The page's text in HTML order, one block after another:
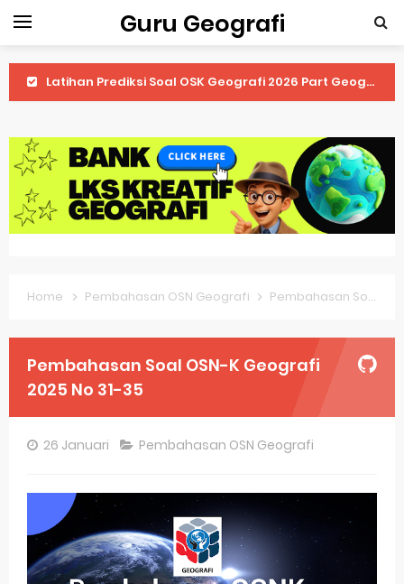
Guru Geografi
Latihan Prediksi Soal OSK Geografi 2026 Part Geografi Ekonomi
Latihan Prediksi Soal OSK Geografi 2026 Part Geografi Budaya
Latihan Prediksi Soal OSK Geografi 2026 Part Dinamika Kota
Pembahasan Soal OSN-K Geografi 2025 No 51-55
Pembahasan Soal OSN-K Geografi 2025 No 41-45
Pembahasan Soal OSN-K Geografi 2025 No 31-35
Pembahasan Soal OSN-K Geografi 2025 No 26-30
Pembahasan Soal OSN-K Geografi 2025 No 16-20
Pembahasan Soal OSN-K Geografi 2025 No 11-15
Pembahasan Soal OSN-K Geografi 2025 No 6-10
Home Pembahasan OSN Geografi Pembahasan Soal OSN-K Geografi 2025 No 31-35
Pembahasan Soal OSN-K Geografi
2025 No 31-35
26 Januari Pembahasan OSN Geografi